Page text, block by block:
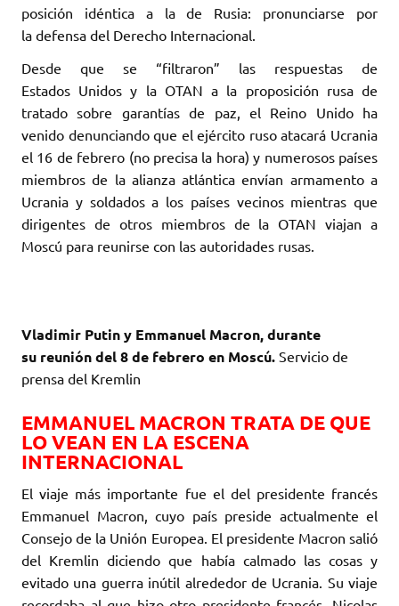
posición idéntica a la de Rusia: pronunciarse por
‎la defensa del Derecho Internacional. ‎
Desde que se “filtraron” las respuestas de
Estados Unidos y la OTAN a la proposición rusa de
‎tratado sobre garantías de paz, el Reino Unido ha
venido denunciando que el ejército ruso ‎atacará Ucrania
el 16 de febrero (no precisa la hora) y numerosos países
miembros de la alianza ‎atlántica envían armamento a
Ucrania y soldados a los países vecinos mientras que
dirigentes de ‎otros miembros de la OTAN viajan a
Moscú para reunirse con las autoridades rusas. ‎
Vladimir Putin y Emmanuel Macron, durante
su reunión del 8 de febrero en Moscú. ‎ Servicio de
prensa del Kremlin
‎EMMANUEL MACRON TRATA DE QUE
LO VEAN EN LA ESCENA
INTERNACIONAL
‎El viaje más importante fue el del presidente francés
Emmanuel Macron, cuyo país preside ‎actualmente el
Consejo de la Unión Europea. El presidente Macron salió
del Kremlin diciendo que ‎había calmado las cosas y
evitado una guerra inútil alrededor de Ucrania. Su viaje